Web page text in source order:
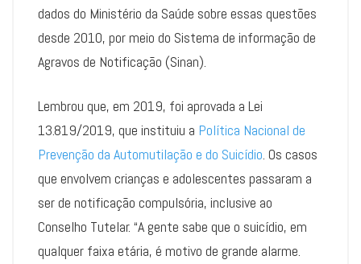
dados do Ministério da Saúde sobre essas questões
desde 2010, por meio do Sistema de informação de
Agravos de Notificação (Sinan).
Lembrou que, em 2019, foi aprovada a Lei
13.819/2019, que instituiu a Política Nacional de
Prevenção da Automutilação e do Suicídio. Os casos
que envolvem crianças e adolescentes passaram a
ser de notificação compulsória, inclusive ao
Conselho Tutelar. “A gente sabe que o suicídio, em
qualquer faixa etária, é motivo de grande alarme.